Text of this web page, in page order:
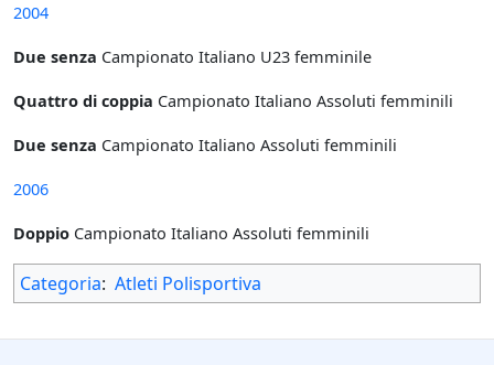
2004
Due senza Campionato Italiano U23 femminile
Quattro di coppia Campionato Italiano Assoluti femminili
Due senza Campionato Italiano Assoluti femminili
2006
Doppio Campionato Italiano Assoluti femminili
Categoria: Atleti Polisportiva